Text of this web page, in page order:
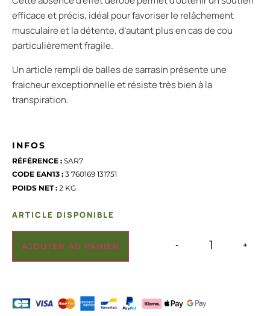
efficace et précis, idéal pour favoriser le relâchement
musculaire et la détente, d’autant plus en cas de cou
particulièrement fragile.
Un article rempli de balles de sarrasin présente une
fraicheur exceptionnelle et résiste très bien à la
transpiration.
INFOS
RÉFÉRENCE : SAR7
CODE EAN13 : 3 760169 131751
POIDS NET : 2 KG
ARTICLE DISPONIBLE
- +
AJOUTER AU PANIER